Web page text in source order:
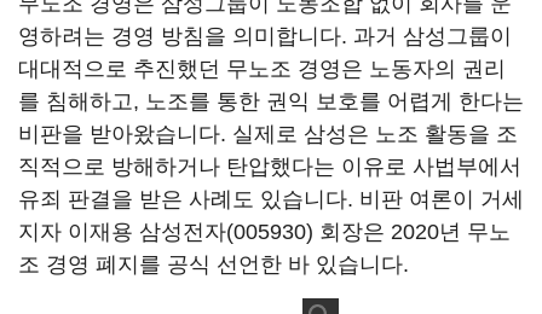
영하려는 경영 방침을 의미합니다. 과거 삼성그룹이
대대적으로 추진했던 무노조 경영은 노동자의 권리
를 침해하고, 노조를 통한 권익 보호를 어렵게 한다는
비판을 받아왔습니다. 실제로 삼성은 노조 활동을 조
직적으로 방해하거나 탄압했다는 이유로 사법부에서
유죄 판결을 받은 사례도 있습니다. 비판 여론이 거세
지자 이재용 삼성전자(005930) 회장은 2020년 무노
조 경영 폐지를 공식 선언한 바 있습니다.